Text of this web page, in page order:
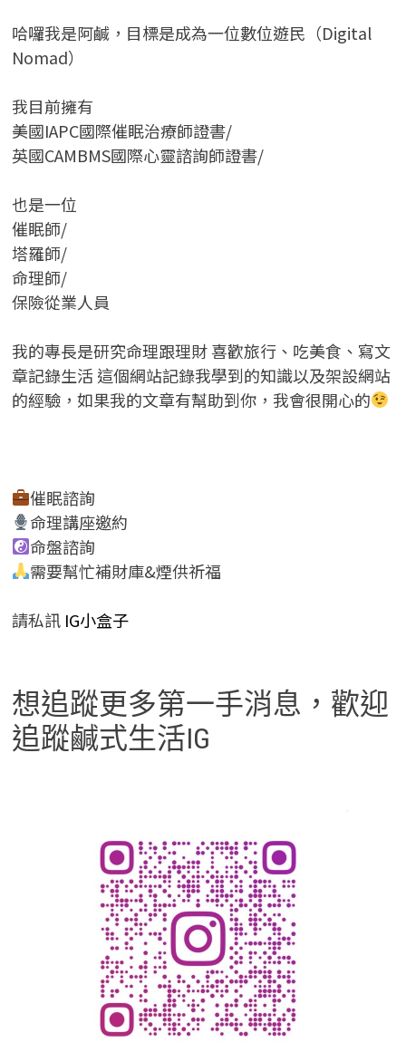
哈囉我是阿鹹，目標是成為一位數位遊民（Digital
Nomad）
我目前擁有
美國IAPC國際催眠治療師證書/
英國CAMBMS國際心靈諮詢師證書/
也是一位
催眠師/
塔羅師/
命理師/
保險從業人員
我的專長是研究命理跟理財 喜歡旅行、吃美食、寫文
章記錄生活 這個網站記錄我學到的知識以及架設網站
的經驗，如果我的文章有幫助到你，我會很開心的
催眠諮詢
命理講座邀約
命盤諮詢
需要幫忙補財庫&煙供祈福
請私訊IG小盒子
想追蹤更多第一手消息，歡迎
追蹤鹹式生活IG